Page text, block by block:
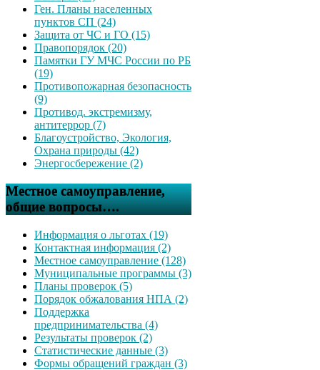
Ген. Планы населенных
пунктов СП (24)
Защита от ЧС и ГО (15)
Правопорядок (20)
Памятки ГУ МЧС России по РБ
(19)
Противопожарная безопасность
(9)
Противод. экстремизму,
антитеррор (7)
Благоустройство, Экология,
Охрана природы (42)
Энергосбережение (2)
Местное самоуправление,
общие вопросы….
Информация о льготах (19)
Контактная информация (2)
Местное самоуправление (128)
Муниципальные программы (3)
Планы проверок (5)
Порядок обжалования НПА (2)
Поддержка
предпринимательства (4)
Результаты проверок (2)
Статистические данные (3)
Формы обращений граждан (3)